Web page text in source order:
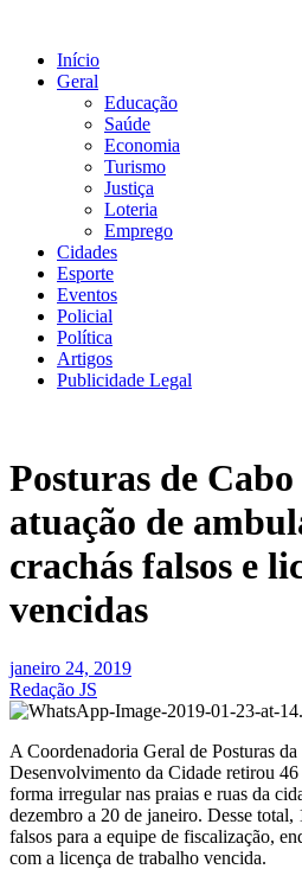
conteúdo
Início
Geral
Educação
Saúde
Economia
Turismo
Justiça
Loteria
Emprego
Cidades
Esporte
Eventos
Policial
Política
Artigos
Publicidade Legal
Posturas de
atuação de
crachás falsos e
vencidas
janeiro 24, 2019
Redação JS
A Coordenadoria Geral de Posturas da
Desenvolvimento da Cidade retirou 46
forma irregular nas praias e ruas da
dezembro a 20 de janeiro. Desse total,
falsos para a equipe de fiscalização,
com a licença de trabalho vencida.